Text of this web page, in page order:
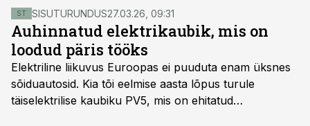
Mida peaks teadma võistlustaktika kohta? Jäähooaja
ootuses on paslik need asjad üle vaadata.
ST SISUTURUNDUS27.03.26, 09:31
Auhinnatud elektrikaubik, mis on
loodud päris tööks
Elektriline liikuvus Euroopas ei puuduta enam üksnes
sõiduautosid. Kia tõi eelmise aasta lõpus turule
täiselektrilise kaubiku PV5, mis on ehitatud